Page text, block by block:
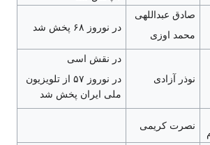
صادق عبداللهی
محمد اوزی
در نوروز ۶۸ پخش شد
نوذر آزادی
در نقش اسی
در نوروز ۵۷ از تلویزیون
ملی ایران پخش شد
نصرت کریمی